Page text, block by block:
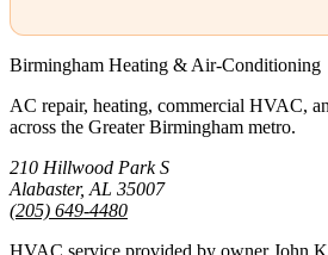
Birmingham Heating & Air-Conditioning
AC repair, heating, commercial HVAC,
across the Greater Birmingham metro.
210 Hillwood Park S
Alabaster, AL 35007
(205) 649-4480
HVAC service provided by owner John